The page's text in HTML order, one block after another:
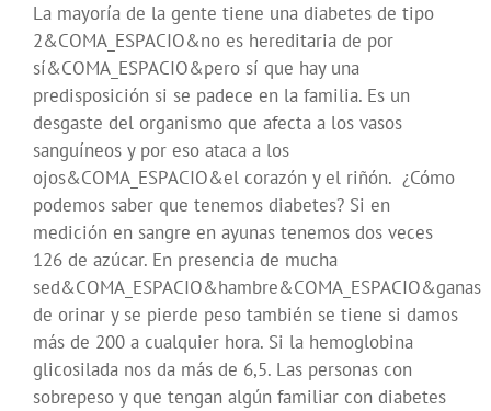
La mayoría de la gente tiene una diabetes de tipo
2&COMA_ESPACIO&no es hereditaria de por
sí&COMA_ESPACIO&pero sí que hay una
predisposición si se padece en la familia. Es un
desgaste del organismo que afecta a los vasos
sanguíneos y por eso ataca a los
ojos&COMA_ESPACIO&el corazón y el riñón. ¿Cómo
podemos saber que tenemos diabetes? Si en
medición en sangre en ayunas tenemos dos veces
126 de azúcar. En presencia de mucha
sed&COMA_ESPACIO&hambre&COMA_ESPACIO&ganas
de orinar y se pierde peso también se tiene si damos
más de 200 a cualquier hora. Si la hemoglobina
glicosilada nos da más de 6,5. Las personas con
sobrepeso y que tengan algún familiar con diabetes